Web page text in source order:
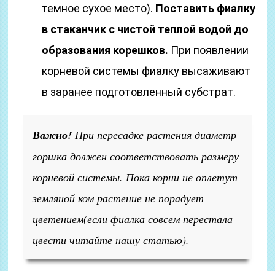
темное сухое место). Поставить фиалку
в стаканчик с чистой теплой водой до
образования корешков. При появлении
корневой системы фиалку высаживают
в заранее подготовленный субстрат.
Важно! При пересадке растения диаметр
горшка должен соответствовать размеру
корневой системы. Пока корни не оплетут
земляной ком растение не порадует
цветением(если фиалка совсем перестала
цвести читайте нашу статью).